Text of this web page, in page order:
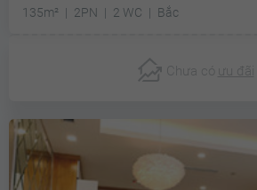
135m²
2PN 2 WC Bắc
Chưa có ưu đãi